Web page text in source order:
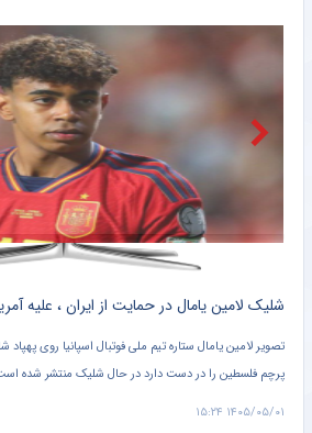
وضعیت بیفوما در پرسپولیس مشخص
پیاتزا به تهران رسید؛ رقابت ۲۸ بازیکن برای حضور در فهرست نهایی تیم ملی والیبال
خبرانلاین اشکال فوتبال ما در نتیجه گرایی است
پیاتزا انتخاب بزرگ را کلید زد؛ چه کسانی به
شلیک لامین یامال در حمایت از ایران ، علیه
تصویر لامین یامال ستاره تیم ملی فوتبال اسپانیا روی
پرچم فلسطین را در دست دارد در حال شلیک منتشر شده
۱۴۰۵/۰۵/۰۱ ۱۵:۲۴